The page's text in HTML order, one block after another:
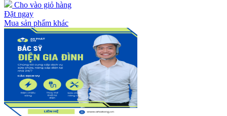
Cho vào giỏ hàng
Đặt ngay
Mua sản phẩm khác